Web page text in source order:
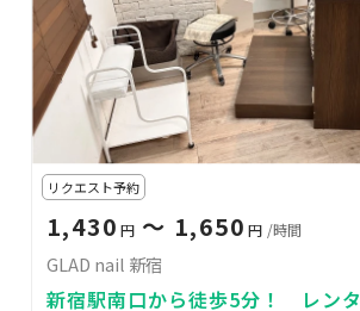
リクエスト予約
1,430 円 〜 1,650 円 /時間
GLAD nail 新宿
新宿駅南口から徒歩5分！ レン